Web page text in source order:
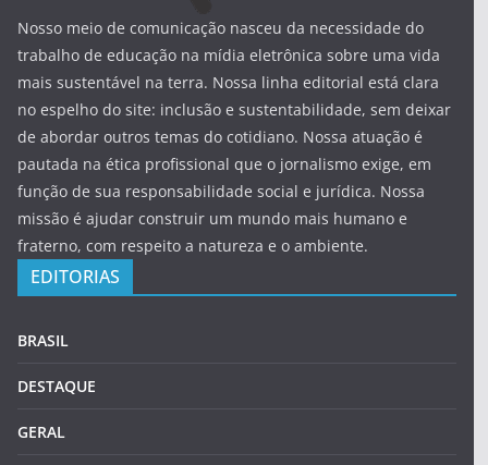
Nosso meio de comunicação nasceu da necessidade do
trabalho de educação na mídia eletrônica sobre uma vida
mais sustentável na terra. Nossa linha editorial está clara
no espelho do site: inclusão e sustentabilidade, sem deixar
de abordar outros temas do cotidiano. Nossa atuação é
pautada na ética profissional que o jornalismo exige, em
função de sua responsabilidade social e jurídica. Nossa
missão é ajudar construir um mundo mais humano e
fraterno, com respeito a natureza e o ambiente.
EDITORIAS
BRASIL
DESTAQUE
GERAL